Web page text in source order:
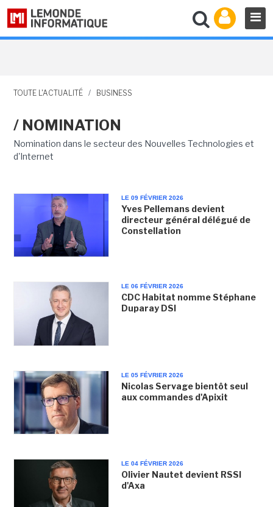
TOUTE L'ACTUALITÉ / BUSINESS
/ NOMINATION
Nomination dans le secteur des Nouvelles Technologies et
d'Internet
LE 09 FÉVRIER 2026
Yves Pellemans devient
directeur général délégué de
Constellation
LE 06 FÉVRIER 2026
CDC Habitat nomme Stéphane
Duparay DSI
LE 05 FÉVRIER 2026
Nicolas Servage bientôt seul
aux commandes d'Apixit
LE 04 FÉVRIER 2026
Olivier Nautet devient RSSI
d'Axa